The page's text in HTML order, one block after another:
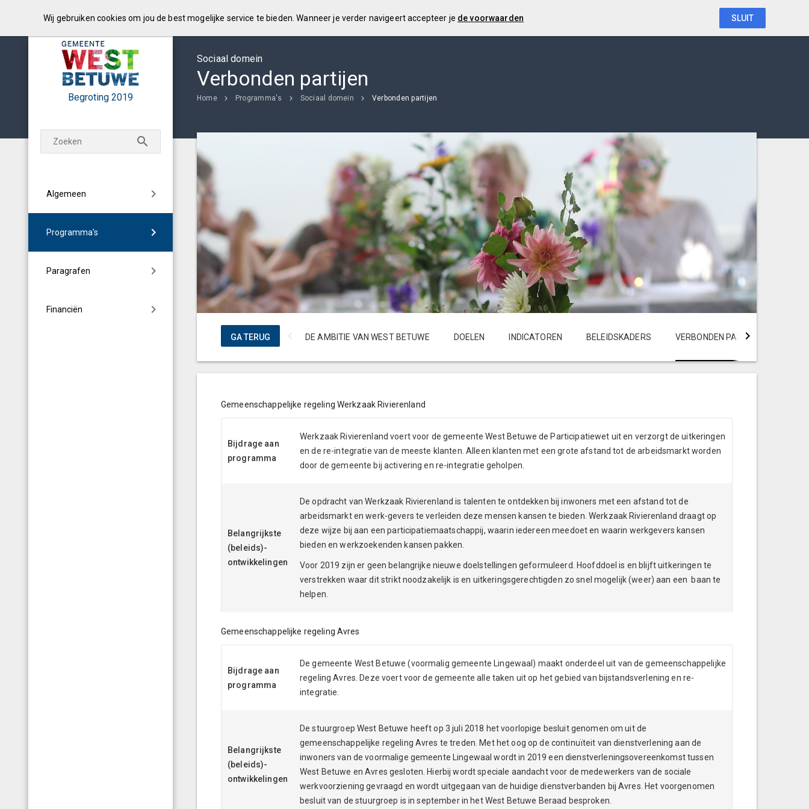
Begroting 2019
Algemeen
Programma's
Paragrafen
Financiën
Sociaal domein
Verbonden partijen
Home Programma's Sociaal domein Verbonden partijen
Gemeenschappelijke regeling Werkzaak Rivierenland
Bijdrage aan
programma
Werkzaak Rivierenland voert voor de gemeente West Betuwe de Participatiewet uit en verzorgt de uitkeringen
en de re-integratie van de meeste klanten. Alleen klanten met een grote afstand tot de arbeidsmarkt worden
door de gemeente bij activering en re-integratie geholpen.
Belangrijkste
(beleids)-
ontwikkelingen
De opdracht van Werkzaak Rivierenland is talenten te ontdekken bij inwoners met een afstand tot de
arbeidsmarkt en werk-gevers te verleiden deze mensen kansen te bieden. Werkzaak Rivierenland draagt op
deze wijze bij aan een participatiemaatschappij, waarin iedereen meedoet en waarin werkgevers kansen
bieden en werkzoekenden kansen pakken.
Voor 2019 zijn er geen belangrijke nieuwe doelstellingen geformuleerd. Hoofddoel is en blijft uitkeringen te
verstrekken waar dit strikt noodzakelijk is en uitkeringsgerechtigden zo snel mogelijk (weer) aan een baan te
helpen.
Gemeenschappelijke regeling Avres
Bijdrage aan
programma
De gemeente West Betuwe (voormalig gemeente Lingewaal) maakt onderdeel uit van de gemeenschappelijke
regeling Avres. Deze voert voor de gemeente alle taken uit op het gebied van bijstandsverlening en re-
integratie.
Belangrijkste
(beleids)-
ontwikkelingen
De stuurgroep West Betuwe heeft op 3 juli 2018 het voorlopige besluit genomen om uit de
gemeenschappelijke regeling Avres te treden. Met het oog op de continuïteit van dienstverlening aan de
inwoners van de voormalige gemeente Lingewaal wordt in 2019 een dienstverleningsovereenkomst tussen
West Betuwe en Avres gesloten. Hierbij wordt speciale aandacht voor de medewerkers van de sociale
werkvoorziening gevraagd en wordt uitgegaan van de huidige dienstverbanden bij Avres. Het voorgenomen
besluit van de stuurgroep is in september in het West Betuwe Beraad besproken.
DE AMBITIE VAN WEST BETUWE DOELEN INDICATOREN BELEIDSKADERS VERBONDEN PARTIJEN
Wij gebruiken cookies om jou de best mogelijke service te bieden. Wanneer je verder navigeert accepteer je de voorwaarden SLUIT